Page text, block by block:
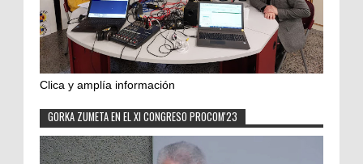
Clica y amplía información
GORKA ZUMETA EN EL XI CONGRESO PROCOM'23